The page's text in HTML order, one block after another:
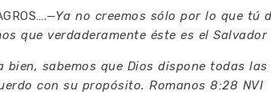
—Ya no creemos sólo por lo que tú
que verdaderamente éste es el
bien, sabemos que Dios dispone todas
con su propósito. Romanos 8:28 NVI